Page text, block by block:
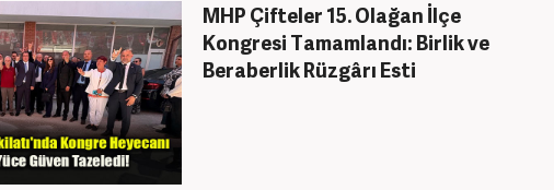
MHP Çifteler 15. Olağan İlçe
Kongresi Tamamlandı: Birlik ve
Beraberlik Rüzgârı Esti